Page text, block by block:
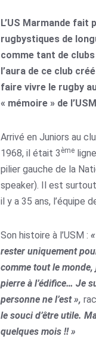
L’US Marmande
rugbystiques de
comme tant de
l’aura de ce club
faire vivre le rugby
« mémoire » de
Arrivé en Juniors au
1968, il était 3 ème
pilier gauche de la
speaker). Il est
il y a 35 ans, l’équipe
Son histoire à l’USM :
rester uniquement
comme tout le
pierre à l’édifice… Je
personne ne l’est »,
le souci d’être utile.
quelques mois !! »